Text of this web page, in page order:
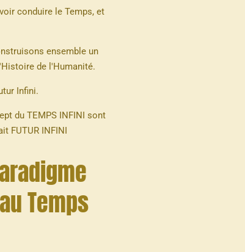
conduire le Temps, et
ensemble un
de l'Humanité.
Infini.
du TEMPS INFINI sont
FUTUR INFINI
Temps